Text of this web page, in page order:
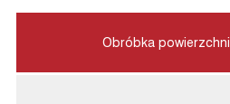
Obróbka powierzchni